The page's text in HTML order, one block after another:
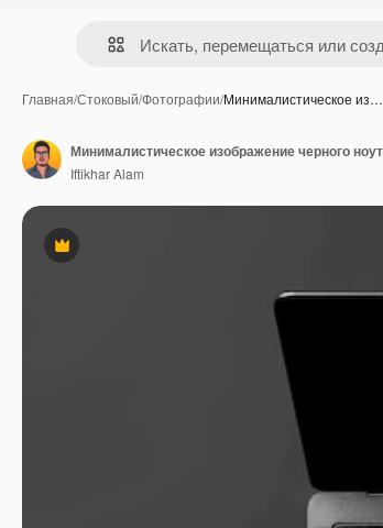
Главная/Стоковый/Фотографии/Минималистическое из…
Премиум
Iftikhar Alam